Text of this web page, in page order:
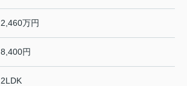
2,460万円
8,400円
2LDK